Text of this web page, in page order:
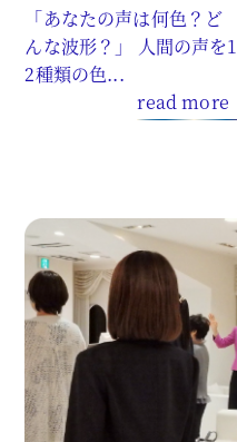
「あなたの声は何色？ど
んな波形？」 人間の声を1
2種類の色...
read more